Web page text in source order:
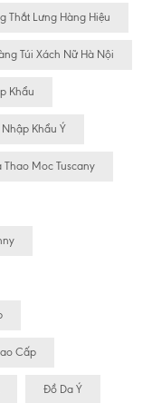
Thắt Lưng Hàng Hiệu
Túi Xách Nữ Hà Nội
Khẩu
Nhập Khẩu Ý
Thao Moc Tuscany
Cấp
Đồ Da Ý